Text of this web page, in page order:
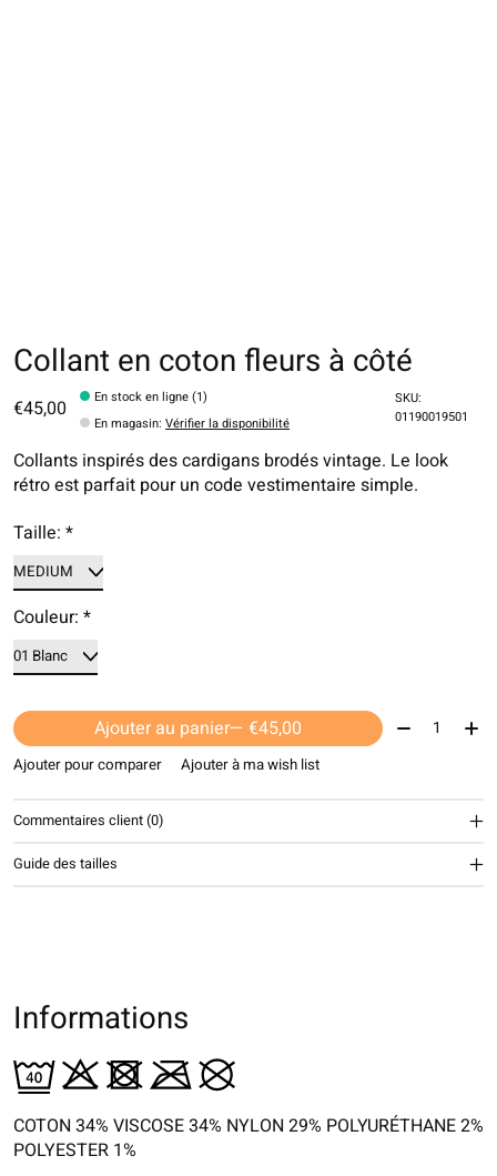
Collant en coton fleurs à côté
€45,00
En stock en ligne (1)
En magasin:Vérifier la disponibilité
SKU:
01190019501
Collants inspirés des cardigans brodés vintage. Le look
rétro est parfait pour un code vestimentaire simple.
Taille: *
Couleur: *
Ajouter au panier — €45,00 Quantité:
Ajouter pour comparer Ajouter à ma wish list
Commentaires client (0)
Guide des tailles
Informations
COTON 34% VISCOSE 34% NYLON 29% POLYURÉTHANE 2%
POLYESTER 1%